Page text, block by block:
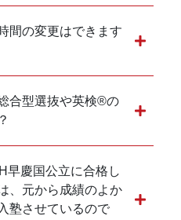
間の変更はできます
合型選抜や英検®の
早慶国公立に合格し
、元から成績のよか
塾させているので